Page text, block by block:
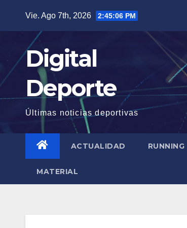
contenido
Vie. Ago 7th, 2026 2:45:06 PM
Digital
Deporte
Últimas noticias deportivas
ACTUALIDAD RUNNING
MATERIAL